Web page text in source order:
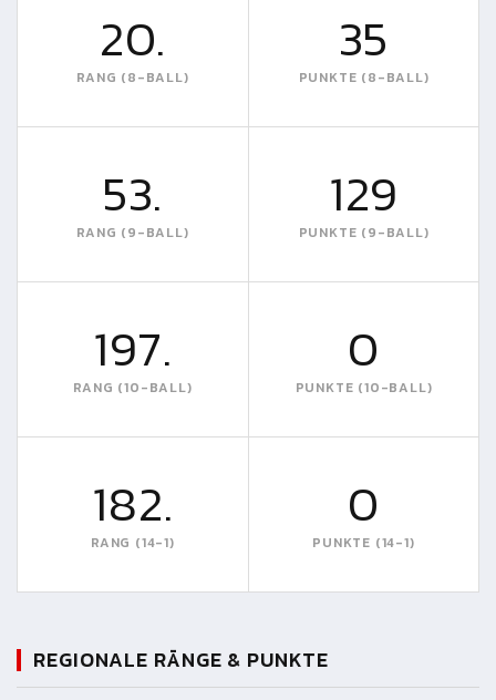
20.
RANG (8-BALL)
35
PUNKTE (8-BALL)
53.
RANG (9-BALL)
129
PUNKTE (9-BALL)
197.
RANG (10-BALL)
0
PUNKTE (10-BALL)
182.
RANG (14-1)
0
PUNKTE (14-1)
REGIONALE RÄNGE & PUNKTE